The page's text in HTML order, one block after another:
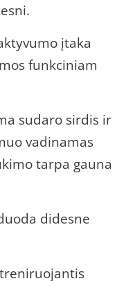
įtaka
funkciniam
sudaro sirdis ir
vadinamas
tarpa gauna
didesne